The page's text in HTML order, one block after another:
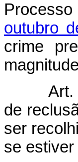
outubro
crime
Art.
de
ser
se